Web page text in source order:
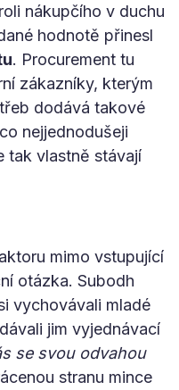
nákupčího v duchu
hodnotě přinesl
. Procurement tu
zákazníky, kterým
dodává takové
nejjednodušeji
tak vlastně stávají
mimo vstupující
otázka. Subodh
vychovávali mladé
jim vyjednávací
se svou odvahou
stranu mince